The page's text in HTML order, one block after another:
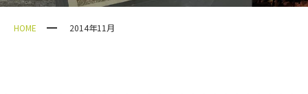
HOME 2014年11月